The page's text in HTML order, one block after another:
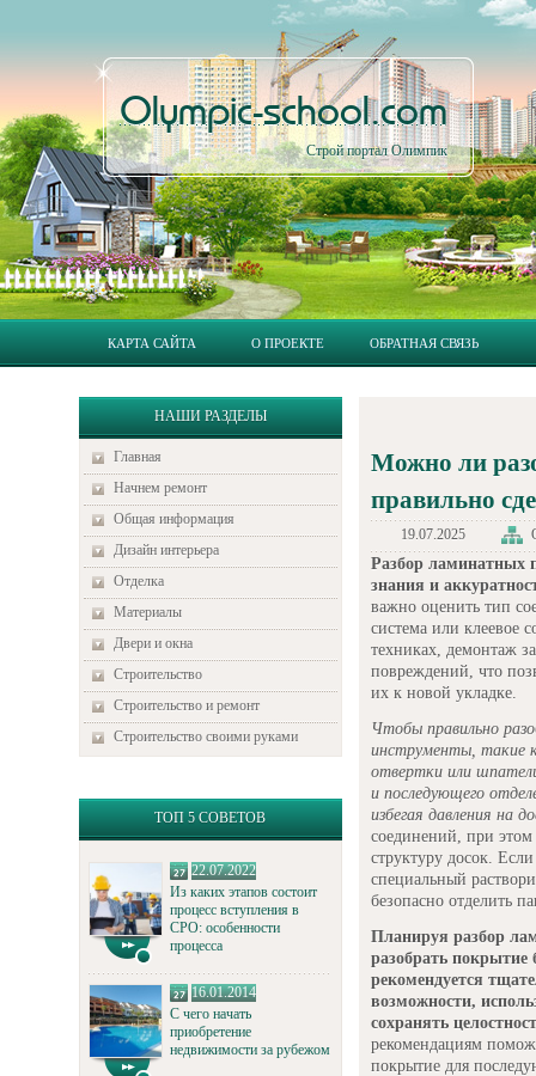
Olympic-school.com
Строй портал Олимпик
КАРТА САЙТА О ПРОЕКТЕ ОБРАТНАЯ СВЯЗЬ
НАШИ РАЗДЕЛЫ
Главная
Начнем ремонт
Общая информация
Дизайн интерьера
Отделка
Материалы
Двери и окна
Строительство
Строительство и ремонт
Строительство своими руками
ТОП 5 СОВЕТОВ
22.07.2022
Из каких этапов состоит
процесс вступления в
СРО: особенности
процесса
16.01.2014
С чего начать
приобретение
недвижимости за рубежом
Можно ли
правильно
19.07.2025
Разбор ламинатных
знания и
важно оценить тип
система или клеевое
техниках, демонтаж
повреждений, что
их к новой укладке.
Чтобы правильно
инструменты, такие
отвертки или
и последующего
избегая давления на
соединений, при
структуру досок.
специальный
безопасно отделить
Планируя разбор
разобрать покрытие
рекомендуется
возможности,
сохранять
рекомендациям
покрытие для